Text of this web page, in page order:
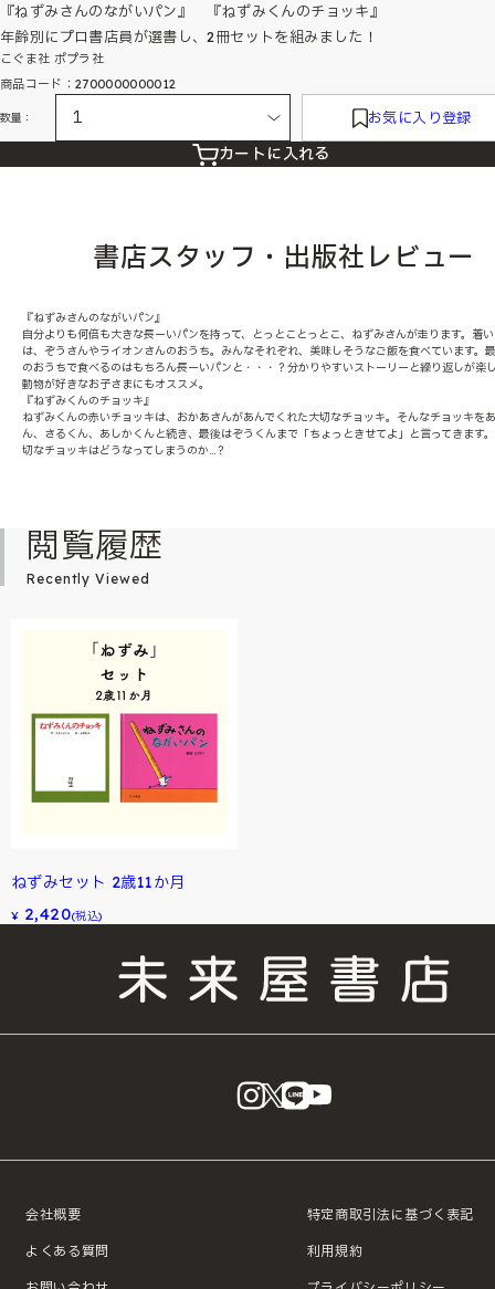
『ねずみさんのながいパン』 『ねずみくんのチョッキ』
年齢別にプロ書店員が選書し、2冊セットを組みました！
こぐま社 ポプラ社
商品コード：2700000000012
数量： お気に入り登録
カートに入れる
書店スタッフ・出版社レビュー
『ねずみさんのながいパン』
自分よりも何倍も大きな長ーいパンを持って、とっとことっとこ、ねずみさんが走ります。着
は、ぞうさんやライオンさんのおうち。みんなそれぞれ、美味しそうなご飯を食べています。
のおうちで食べるのはもちろん長ーいパンと・・・？分かりやすいストーリーと繰り返しが楽
動物が好きなお子さまにもオススメ。
『ねずみくんのチョッキ』
ねずみくんの赤いチョッキは、おかあさんがあんでくれた大切なチョッキ。そんなチョッキを
ん、さるくん、あしかくんと続き、最後はぞうくんまで「ちょっときせてよ」と言ってきます
切なチョッキはどうなってしまうのか…？
閲覧履歴
Recently Viewed
ねずみセット 2歳11か月
¥ 2,420(税込)
instagram
X LINE
会社概要
よくある質問
特定商取引法に基づく表記
利用規約